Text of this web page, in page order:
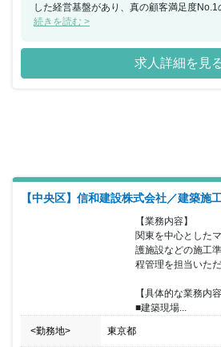
した経営基盤があり、真の顧客満足度No.1
事業を展開しております。 「日本の住まい
でワンストップサービスをグループ内で実
長をサポートする制度も充実しており、資
修制度・ＭＶＰ表彰、月間表彰など常に成
続きを読む >
求人詳細を見
【中央区】信和建設株式会社／建築施
【業務内容】
関東を中心とした
護施設などの施工
程管理を担当いただ
【具体的な業務内容
■建築現場...
<勤務地> 東京都